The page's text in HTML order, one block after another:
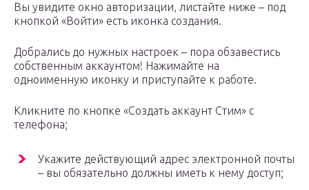
Вы увидите окно авторизации, листайте ниже – под
кнопкой «Войти» есть иконка создания.
Добрались до нужных настроек – пора обзавестись
собственным аккаунтом! Нажимайте на
одноименную иконку и приступайте к работе.
Кликните по кнопке «Создать аккаунт Стим» с
телефона;
Укажите действующий адрес электронной почты
– вы обязательно должны иметь к нему доступ;